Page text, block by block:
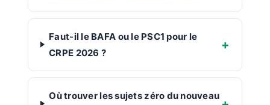
Faut-il le BAFA ou le PSC1 pour le
CRPE 2026 ?
Où trouver les sujets zéro du nouveau